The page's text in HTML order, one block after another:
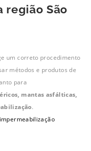
região São
um correto procedimento
métodos e produtos de
para
mantas asfálticas,
.
impermeabilização